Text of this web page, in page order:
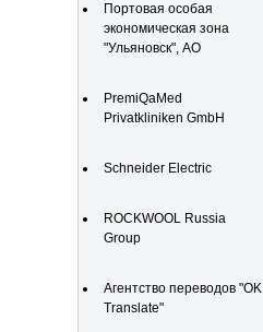
Портовая особая
экономическая зона
"Ульяновск", АО
PremiQaMed
Privatkliniken GmbH
Schneider Electric
ROCKWOOL Russia
Group
Агентство переводов "OK
Translate"